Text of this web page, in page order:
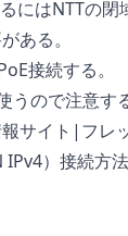
にはNTTの閉
ある。
接続する。
ので注意する
サイト|フレ
）接続方